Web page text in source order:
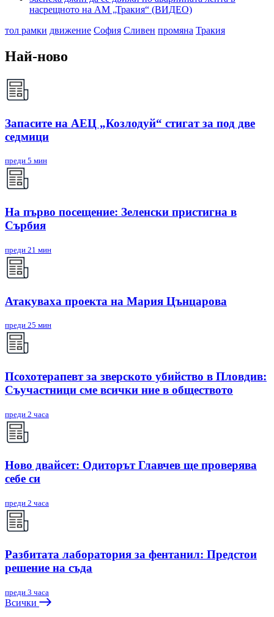
насрещното на АМ „Тракия“ (ВИДЕО)
тол рамки движение София Сливен промяна Тракия
Най-ново
Запасите на АЕЦ „Козлодуй“ стигат за под две
седмици
преди 5 мин
На първо посещение: Зеленски пристигна в
Сърбия
преди 21 мин
Атакуваха проекта на Мария Цънцарова
преди 25 мин
Псохотерапевт за зверското убийство в Пловдив:
Съучастници сме всички ние в обществото
преди 2 часа
Ново двайсет: Одиторът Главчев ще проверява
себе си
преди 2 часа
Разбитата лаборатория за фентанил: Предстои
решение на съда
преди 3 часа
Всички